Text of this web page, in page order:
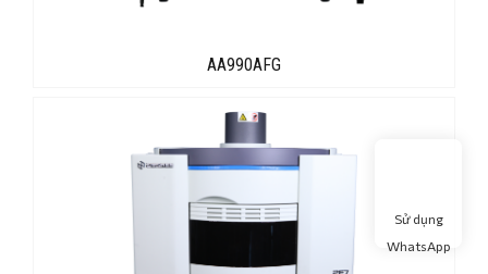
AA990AFG
Sử dụng
WhatsApp